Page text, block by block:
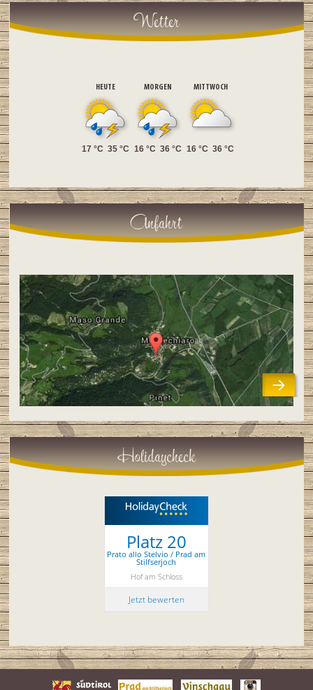
Wetter
HEUTE MORGEN MITTWOCH
17 °C 35 °C 16 °C 36 °C 16 °C 36 °C
Anfahrt
Holidaycheck
Platz 20
Prato allo Stelvio / Prad am
Stilfserjoch
Hof am Schloss
Jetzt bewerten